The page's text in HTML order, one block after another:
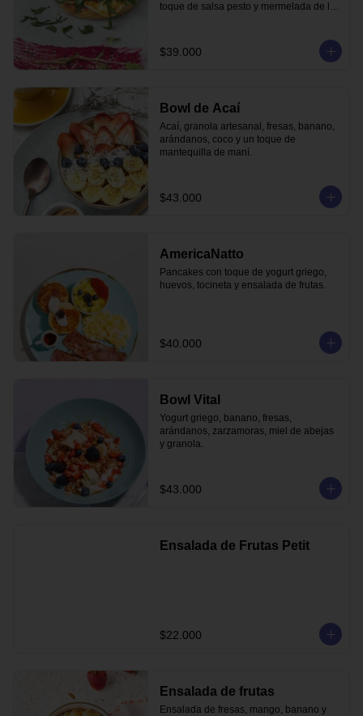
toque de salsa pesto y mermelada de la
$39.000
Bowl de Acaí
Acaí, granola artesanal, fresas, banano,
arándanos, coco y un toque de
mantequilla de maní.
$43.000
AmericaNatto
Pancakes con toque de yogurt griego,
huevos, tocineta y ensalada de frutas.
$40.000
Bowl Vital
Yogurt griego, banano, fresas,
arándanos, zarzamoras, miel de abejas
y granola.
$43.000
Ensalada de Frutas Petit
$22.000
Ensalada de frutas
Ensalada de fresas, mango, banano y